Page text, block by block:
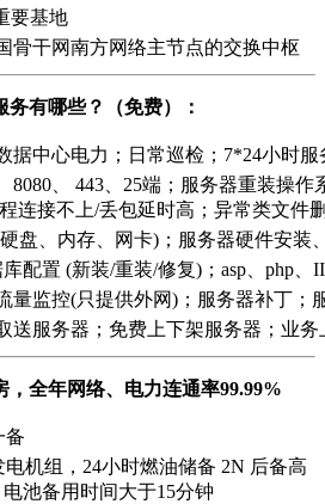
要基地
骨干网南方网络主节点的交换中枢
务有哪些？（免费）：
据中心电力；日常巡检；7*24小时
8080、 443、25端；服务器重装操
连接不上/丢包延时高；异常类文件
盘、内存、网卡)；服务器硬件安
库配置 (新装/重装/修复)；asp、php
量监控(只提供外网)；服务器补丁；
送服务器；免费上下架服务器；业
全年网络、电力连通率99.99%
备
机组，24小时燃油储备 2N 后备高
池备用时间大于15分钟